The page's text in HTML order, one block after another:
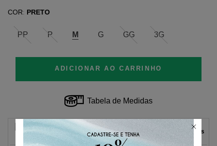
COR: PRETO
PP P M G GG 3G
ADICIONAR AO CARRINHO
Tabela de Medidas
Parcelas